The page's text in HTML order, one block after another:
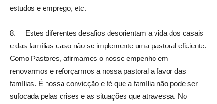
estudos e emprego, etc.
8. Estes diferentes desafios desorientam a vida dos casais
e das famílias caso não se implemente uma pastoral eficiente.
Como Pastores, afirmamos o nosso empenho em
renovarmos e reforçarmos a nossa pastoral a favor das
famílias. É nossa convicção e fé que a família não pode ser
sufocada pelas crises e as situações que atravessa. No